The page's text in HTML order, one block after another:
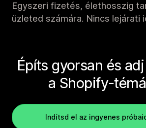
Egyszeri fizetés, élethosszig
üzleted számára. Nincs lejárati
Építs gyorsan és
a Shopify-
Indítsd el az ingyenes